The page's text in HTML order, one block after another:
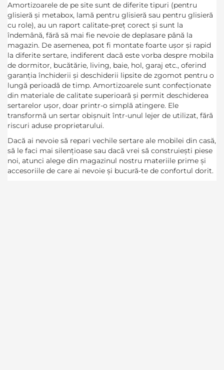
Amortizoarele de pe site sunt de diferite tipuri (pentru
glisieră și metabox, lamă pentru glisieră sau pentru glisieră
cu role), au un raport calitate-preț corect și sunt la
îndemână, fără să mai fie nevoie de deplasare până la
magazin. De asemenea, pot fi montate foarte ușor și rapid
la diferite sertare, indiferent dacă este vorba despre mobila
de dormitor, bucătărie, living, baie, hol, garaj etc., oferind
garanția închiderii și deschiderii lipsite de zgomot pentru o
lungă perioadă de timp. Amortizoarele sunt confecționate
din materiale de calitate superioară și permit deschiderea
sertarelor ușor, doar printr-o simplă atingere. Ele
transformă un sertar obișnuit într-unul lejer de utilizat, fără
riscuri aduse proprietarului.
Dacă ai nevoie să repari vechile sertare ale mobilei din casă,
să le faci mai silențioase sau dacă vrei să construiești piese
noi, atunci alege din magazinul nostru materiile prime și
accesoriile de care ai nevoie și bucură-te de confortul dorit.